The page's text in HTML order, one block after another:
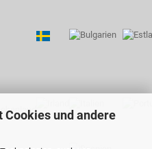
Cookies und andere